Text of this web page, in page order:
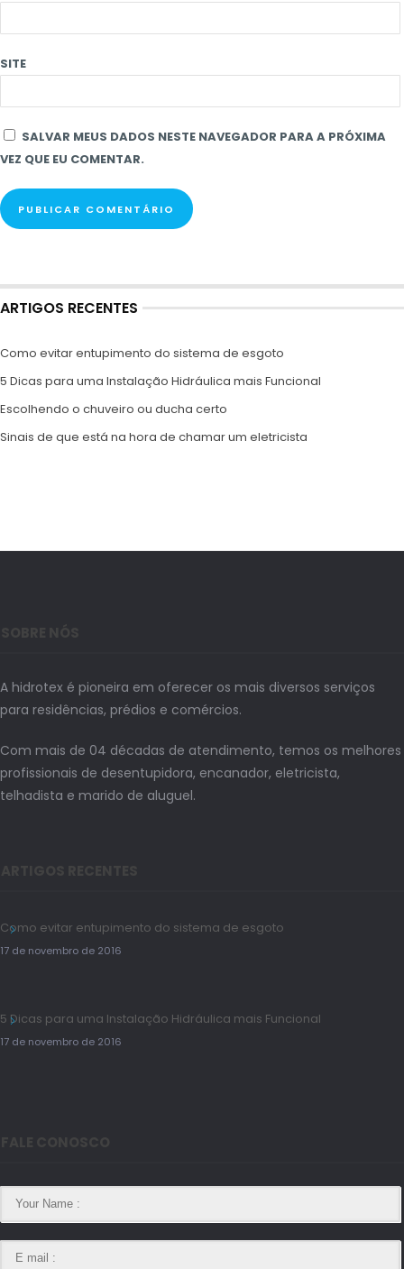
SITE
SALVAR MEUS DADOS NESTE NAVEGADOR PARA A PRÓXIMA
VEZ QUE EU COMENTAR.
ARTIGOS RECENTES
Como evitar entupimento do sistema de esgoto
5 Dicas para uma Instalação Hidráulica mais Funcional
Escolhendo o chuveiro ou ducha certo
Sinais de que está na hora de chamar um eletricista
A hidrotex é pioneira em oferecer os mais diversos serviços
para residências, prédios e comércios.
Com mais de 04 décadas de atendimento, temos os melhores
profissionais de desentupidora, encanador, eletricista,
telhadista e marido de aluguel.
Como evitar entupimento do sistema de esgoto
17 de novembro de 2016
5 Dicas para uma Instalação Hidráulica mais Funcional
17 de novembro de 2016